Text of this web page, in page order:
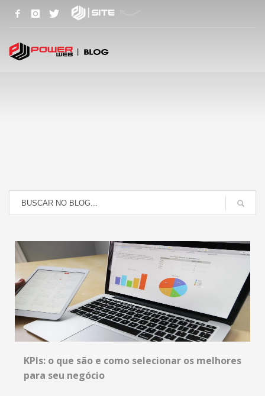
KPIs: o que são e como selecionar os melhores
para seu negócio